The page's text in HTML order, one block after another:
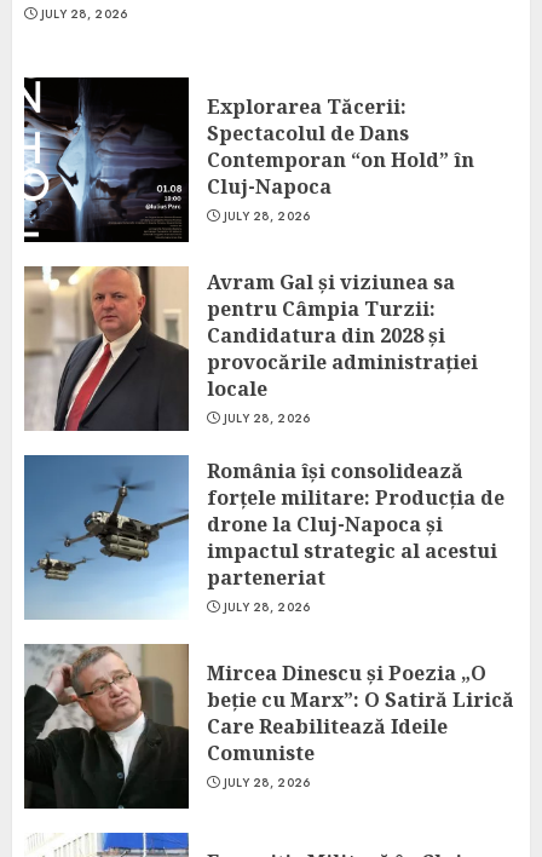
JULY 28, 2026
Explorarea Tăcerii:
Spectacolul de Dans
Contemporan “on Hold” în
Cluj-Napoca
JULY 28, 2026
Avram Gal și viziunea sa
pentru Câmpia Turzii:
Candidatura din 2028 și
provocările administrației
locale
JULY 28, 2026
România își consolidează
forțele militare: Producția de
drone la Cluj-Napoca și
impactul strategic al acestui
parteneriat
JULY 28, 2026
Mircea Dinescu și Poezia „O
beție cu Marx”: O Satiră Lirică
Care Reabilitează Ideile
Comuniste
JULY 28, 2026